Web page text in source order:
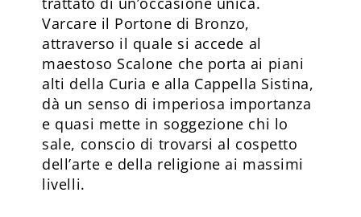
Varcare il Portone di Bronzo,
attraverso il quale si accede al
maestoso Scalone che porta ai piani
alti della Curia e alla Cappella Sistina,
dà un senso di imperiosa importanza
e quasi mette in soggezione chi lo
sale, conscio di trovarsi al cospetto
dell’arte e della religione ai massimi
livelli.